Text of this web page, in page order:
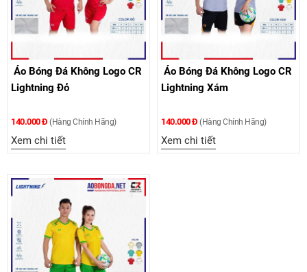
Áo Bóng Đá Không Logo CR
Lightning Đỏ
140.000 Đ (Hàng Chính Hãng)
Xem chi tiết
Áo Bóng Đá Không Logo CR
Lightning Xám
140.000 Đ (Hàng Chính Hãng)
Xem chi tiết